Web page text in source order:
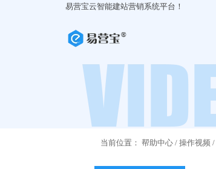
易营宝云智能建站营销系统平台！
当前位置： 帮助中心/ 操作视频/